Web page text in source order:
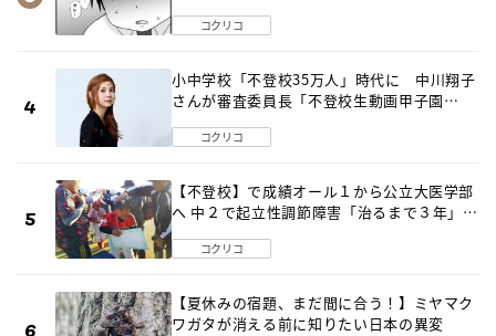
コクリコ
小中学校「不登校35万人」時代に 中川翔子
さんが審査委員長「不登校生動画甲子園
コクリコ
【不登校】で成績オール１から公立大医学部
へ 中２で起立性調節障害「治るまで３年」の
コクリコ
【夏休みの宿題、まだ間に合う！】ミヤマク
ワガタが消える前に知りたい日本の異変